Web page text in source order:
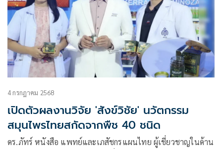
4 กรกฎาคม 2568
เปิดตัวผลงานวิจัย 'สังข์วิชัย' นวัตกรรม
สมุนไพรไทยสกัดจากพืช 40 ชนิด
ดร.ภัทร์ หนังสือ แพทย์และเภสัชกรแผนไทย ผู้เชี่ยวชาญในด้าน